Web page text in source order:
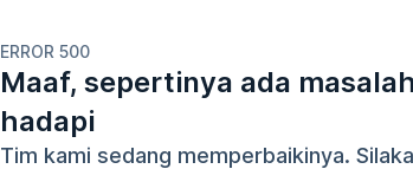
ERROR 500
Maaf, sepertinya ada
hadapi
Tim kami sedang memperbaikinya.